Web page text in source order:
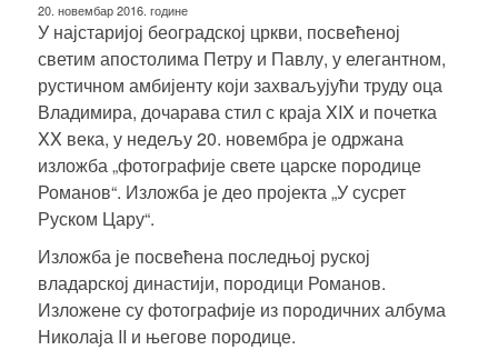
20. новембар 2016. године
У најстаријој београдској цркви, посвећеној
светим апостолима Петру и Павлу, у елегантном,
рустичном амбијенту који захваљујући трудуоца
Владимира, дочарава стил с краја XIX и почетка
XX века, у недељу 20. новембра је одржана
изложба „фотографије свете царске породице
Романов“. Изложба је део пројекта „У сусрет
Руском Цару“.
Изложба је посвећена последњој руској
владарској династији, породици Романов.
Изложене су фотографије из породичних албума
Николаја II и његове породице.